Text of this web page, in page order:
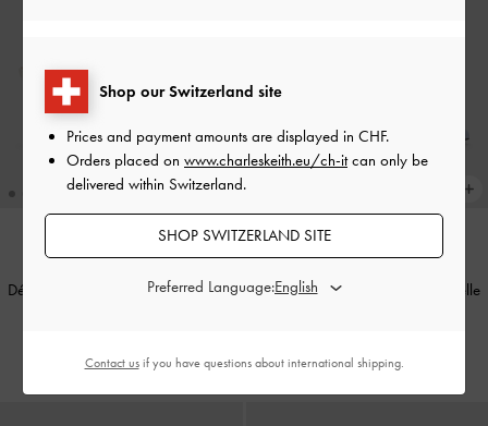
Décolleté slingback a punta in pelle
CHF105.00
Décolleté slingback a punta in pelle
CHF105.00
Shop our Switzerland site
Prices and payment amounts are displayed in CHF.
Orders placed on www.charleskeith.eu/ch-itcan only be
delivered within Switzerland.
SHOP SWITZERLAND SITE
Preferred Language:
Contact usif you have questions about international shipping.